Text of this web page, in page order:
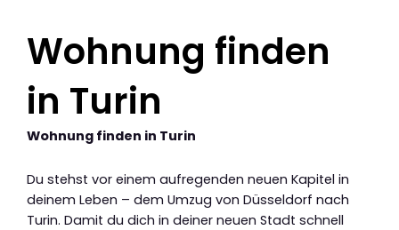
Wohnung finden
in Turin
Wohnung finden in Turin
Du stehst vor einem aufregenden neuen Kapitel in
deinem Leben – dem Umzug von Düsseldorf nach
Turin. Damit du dich in deiner neuen Stadt schnell